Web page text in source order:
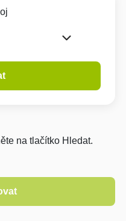
na tlačítko Hledat.